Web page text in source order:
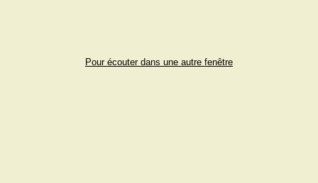
Pour écouter dans une autre fenêtre